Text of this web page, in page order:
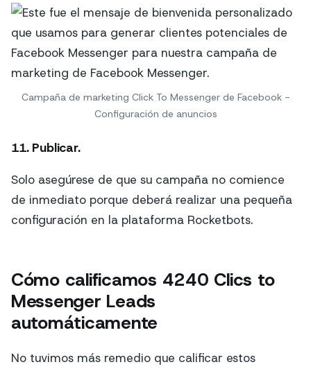
Campaña de marketing Click To Messenger de Facebook -
Configuración de anuncios
11. Publicar.
Solo asegúrese de que su campaña no comience
de inmediato porque deberá realizar una pequeña
configuración en la plataforma Rocketbots.
Cómo calificamos 4240 Clics to
Messenger Leads
automáticamente
No tuvimos más remedio que calificar estos